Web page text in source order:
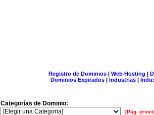
Registro de Dominios| Web Hosting |
Dominios Expirados | Industrias |
Categorías de Dominio:
[Pág.